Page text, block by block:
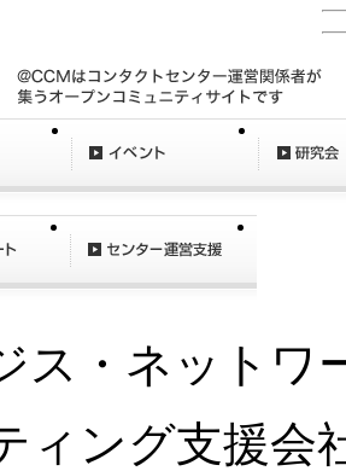
ス・ネットワ
ィング支援会